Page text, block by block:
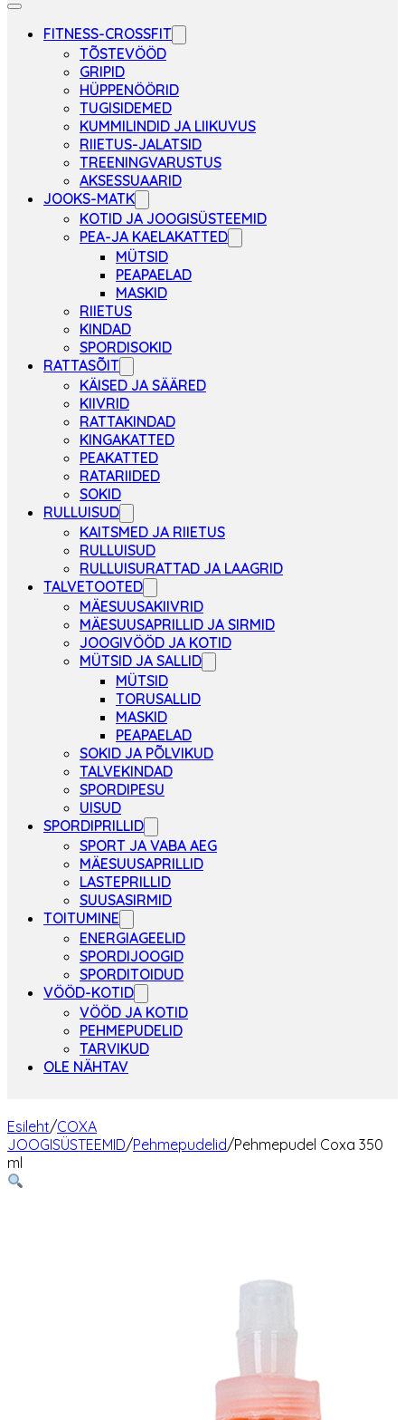
FITNESS-CROSSFIT
TÕSTEVÖÖD
GRIPID
HÜPPENÖÖRID
TUGISIDEMED
KUMMILINDID JA LIIKUVUS
RIIETUS-JALATSID
TREENINGVARUSTUS
AKSESSUAARID
JOOKS-MATK
KOTID JA JOOGISÜSTEEMID
PEA-JA KAELAKATTED
MÜTSID
PEAPAELAD
MASKID
RIIETUS
KINDAD
SPORDISOKID
RATTASÕIT
KÄISED JA SÄÄRED
KIIVRID
RATTAKINDAD
KINGAKATTED
PEAKATTED
RATARIIDED
SOKID
RULLUISUD
KAITSMED JA RIIETUS
RULLUISUD
RULLUISURATTAD JA LAAGRID
TALVETOOTED
MÄESUUSAKIIVRID
MÄESUUSAPRILLID JA SIRMID
JOOGIVÖÖD JA KOTID
MÜTSID JA SALLID
MÜTSID
TORUSALLID
MASKID
PEAPAELAD
SOKID JA PÕLVIKUD
TALVEKINDAD
SPORDIPESU
UISUD
SPORDIPRILLID
SPORT JA VABA AEG
MÄESUUSAPRILLID
LASTEPRILLID
SUUSASIRMID
TOITUMINE
ENERGIAGEELID
SPORDIJOOGID
SPORDITOIDUD
VÖÖD-KOTID
VÖÖD JA KOTID
PEHMEPUDELID
TARVIKUD
OLE NÄHTAV
Esileht/COXA
JOOGISÜSTEEMID/Pehmepudelid/Pehmepudel Coxa 350
ml